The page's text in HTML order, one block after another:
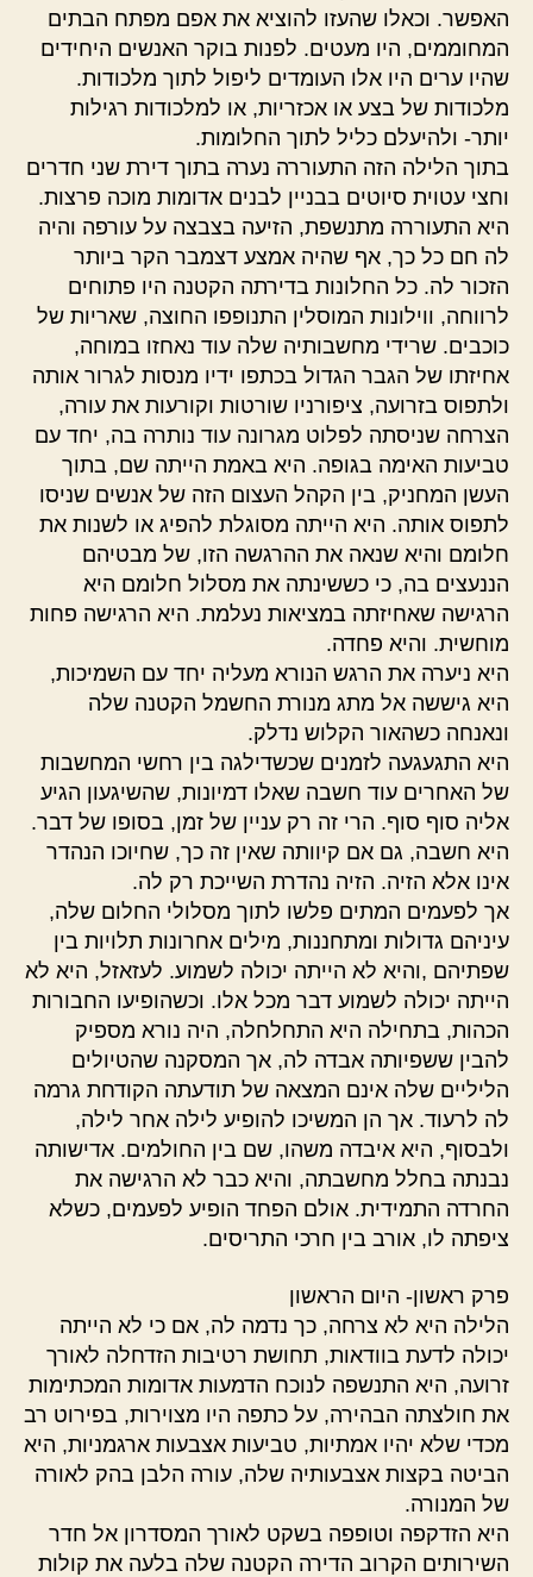
האפשר. וכאלו שהעזו להוציא את אפם מפתח הבתים
המחוממים, היו מעטים. לפנות בוקר האנשים היחידים
שהיו ערים היו אלו העומדים ליפול לתוך מלכודות.
מלכודות של בצע או אכזריות, או למלכודות רגילות
יותר- ולהיעלם כליל לתוך החלומות.
בתוך הלילה הזה התעוררה נערה בתוך דירת שני חדרים
וחצי עטוית סיוטים בבניין לבנים אדומות מוכה פרצות.
היא התעוררה מתנשפת, הזיעה בצבצה על עורפה והיה
לה חם כל כך, אף שהיה אמצע דצמבר הקר ביותר
הזכור לה. כל החלונות בדירתה הקטנה היו פתוחים
לרווחה, ווילונות המוסלין התנופפו החוצה, שאריות של
כוכבים. שרידי מחשבותיה שלה עוד נאחזו במוחה,
אחיזתו של הגבר הגדול בכתפו ידיו מנסות לגרור אותה
ולתפוס בזרועה, ציפורניו שורטות וקורעות את עורה,
הצרחה שניסתה לפלוט מגרונה עוד נותרה בה, יחד עם
טביעות האימה בגופה. היא באמת הייתה שם, בתוך
העשן המחניק, בין הקהל העצום הזה של אנשים שניסו
לתפוס אותה. היא הייתה מסוגלת להפיג או לשנות את
חלומם והיא שנאה את ההרגשה הזו, של מבטיהם
הננעצים בה, כי כששינתה את מסלול חלומם היא
הרגישה שאחיזתה במציאות נעלמת. היא הרגישה פחות
מוחשית. והיא פחדה.
היא ניערה את הרגש הנורא מעליה יחד עם השמיכות,
היא גיששה אל מתג מנורת החשמל הקטנה שלה
ונאנחה כשהאור הקלוש נדלק.
היא התגעגעה לזמנים שכשדילגה בין רחשי המחשבות
של האחרים עוד חשבה שאלו דמיונות, שהשיגעון הגיע
אליה סוף סוף. הרי זה רק עניין של זמן, בסופו של דבר.
היא חשבה, גם אם קיוותה שאין זה כך, שחיוכו הנהדר
אינו אלא הזיה. הזיה נהדרת השייכת רק לה.
אך לפעמים המתים פלשו לתוך מסלולי החלום שלה,
עיניהם גדולות ומתחננות, מילים אחרונות תלויות בין
שפתיהם ,והיא לא הייתה יכולה לשמוע. לעזאזל, היא לא
הייתה יכולה לשמוע דבר מכל אלו. וכשהופיעו החבורות
הכהות, בתחילה היא התחלחלה, היה נורא מספיק
להבין ששפיותה אבדה לה, אך המסקנה שהטיולים
הליליים שלה אינם המצאה של תודעתה הקודחת גרמה
לה לרעוד. אך הן המשיכו להופיע לילה אחר לילה,
ולבסוף, היא איבדה משהו, שם בין החולמים. אדישותה
נבנתה בחלל מחשבתה, והיא כבר לא הרגישה את
החרדה התמידית. אולם הפחד הופיע לפעמים, כשלא
ציפתה לו, אורב בין חרכי התריסים.
פרק ראשון- היום הראשון
הלילה היא לא צרחה, כך נדמה לה, אם כי לא הייתה
יכולה לדעת בוודאות, תחושת רטיבות הזדחלה לאורך
זרועה, היא התנשפה לנוכח הדמעות אדומות המכתימות
את חולצתה הבהירה, על כתפה היו מצוירות, בפירוט רב
מכדי שלא יהיו אמתיות, טביעות אצבעות ארגמניות, היא
הביטה בקצות אצבעותיה שלה, עורה הלבן בהק לאורה
של המנורה.
היא הזדקפה וטופפה בשקט לאורך המסדרון אל חדר
השירותים הקרוב הדירה הקטנה שלה בלעה את קולות